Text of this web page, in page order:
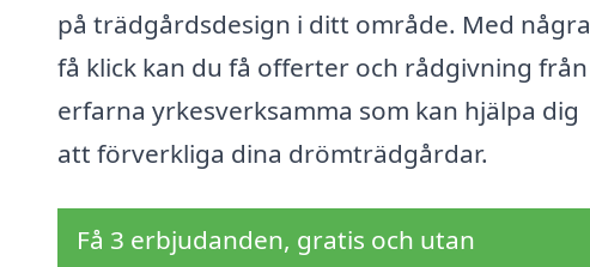
på trädgårdsdesign i ditt område. Med några
få klick kan du få offerter och rådgivning från
erfarna yrkesverksamma som kan hjälpa dig
att förverkliga dina drömträdgårdar.
Få 3 erbjudanden, gratis och utan